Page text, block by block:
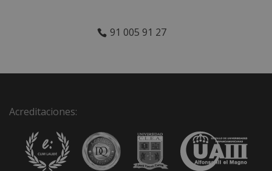
91 005 91 27
Acreditaciones: